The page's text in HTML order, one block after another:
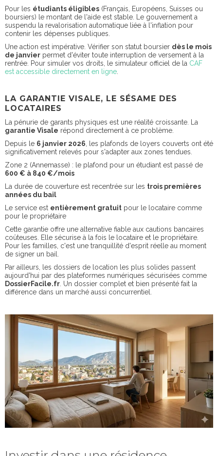
Pour les étudiants éligibles (Français, Européens, Suisses ou
boursiers) le montant de l'aide est stable. Le gouvernement a
suspendu la revalorisation automatique liée à l'inflation pour
contenir les dépenses publiques.
Une action est impérative. Vérifier son statut boursier dès le mois
de janvier permet d'éviter toute interruption de versement à la
rentrée. Pour simuler vos droits, le simulateur officiel de la CAF
est accessible directement en ligne
LA GARANTIE VISALE, LE SÉSAME DES
LOCATAIRES
La pénurie de garants physiques est une réalité croissante. La
garantie Visale répond directement à ce problème.
Depuis le 6 janvier 2026 , les plafonds de loyers couverts ont été
significativement relevés pour s'adapter aux zones tendues.
Zone 2 (Annemasse) : le plafond pour un étudiant est passé de
600 € à 840 €/mois
La durée de couverture est recentrée sur les trois premières
années du bail
Le service est entièrement gratuit pour le locataire comme
pour le propriétaire
Cette garantie offre une alternative fiable aux cautions bancaires
coûteuses. Elle sécurise à la fois le locataire et le propriétaire.
Pour les familles, c'est une tranquillité d'esprit réelle au moment
de signer un bail.
Par ailleurs, les dossiers de location les plus solides passent
aujourd'hui par des plateformes numériques sécurisées comme
DossierFacile.fr . Un dossier complet et bien présenté fait la
différence dans un marché aussi concurrentiel.